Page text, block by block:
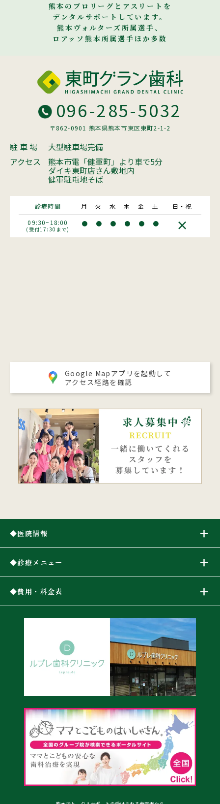
熊本のプロリーグとアスリートを
デンタルサポートしています。
熊本ヴォルターズ所属選手、
ロアッソ熊本所属選手ほか多数
096-285-5032
〒862-0901 熊本県熊本市東区東町2-1-2
駐 車 場
大型駐車場完備
アクセス
熊本市電「健軍町」より車で5分
ダイキ東町店さん敷地内
健軍駐屯地そば
診療時間 月 火 水 木 金 土
日・祝
09:30~18:00
(受付17:30まで)
● ● ● ● ● ● ×
Google Mapアプリを起動して
アクセス経路を確認
医院情報
診療メニュー
費用・料金表